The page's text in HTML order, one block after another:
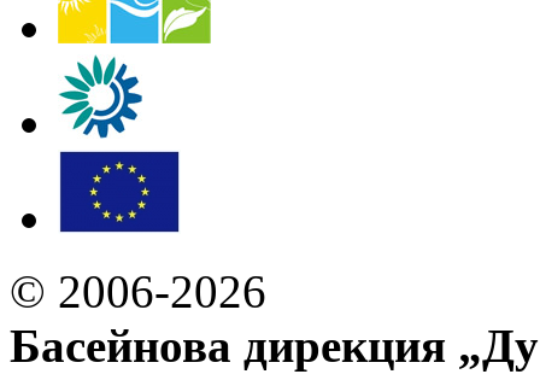
© 2006-2026
Басейнова дирекция